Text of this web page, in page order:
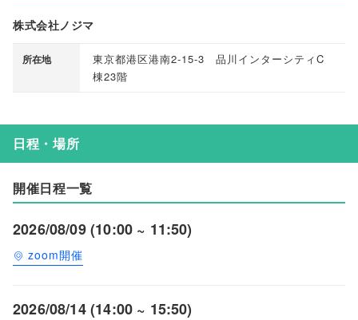
株式会社ノジマ
所在地
東京都港区港南2-15-3 品川インターシティC
棟23階
日程・場所
開催日程一覧
2026/08/09 (10:00 ~ 11:50)
zoom開催
2026/08/14 (14:00 ~ 15:50)